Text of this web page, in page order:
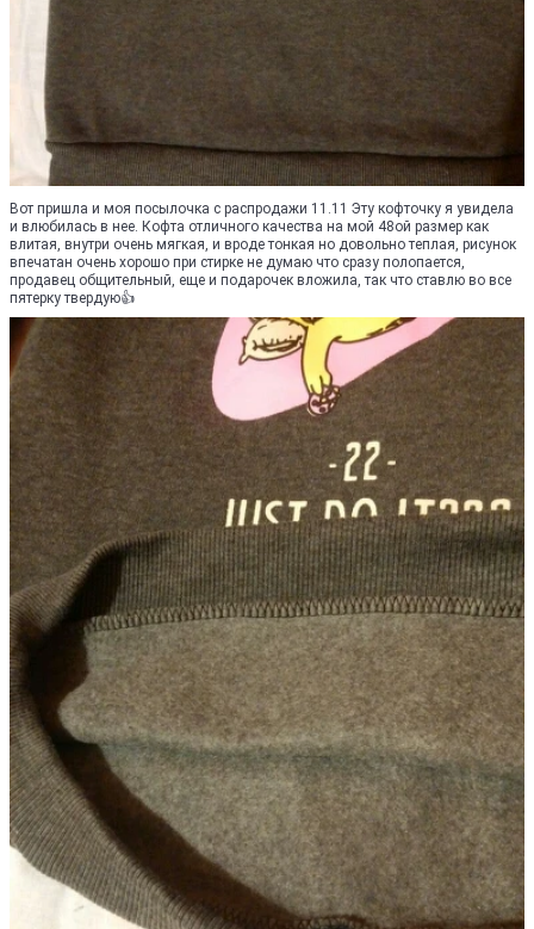
Вот пришла и моя посылочка с распродажи 11.11 Эту кофточку я увидела
и влюбилась в нее. Кофта отличного качества на мой 48ой размер как
влитая, внутри очень мягкая, и вроде тонкая но довольно теплая, рисунок
впечатан очень хорошо при стирке не думаю что сразу полопается,
продавец общительный, еще и подарочек вложила, так что ставлю во все
пятерку твердую👍